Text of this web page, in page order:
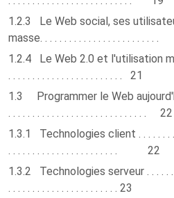
1.2.3 Le Web social, ses
masse. . . . . . . . . . . . . . . . . . . . . . . .
1.2.4 Le Web 2.0 et l'utilisation
. . . . . . . . . . . . . . . . . . . . . . . . 21
1.3 Programmer le Web aujourd'hui
. . . . . . . . . . . . . . . . . . . . . . . . . . . . . 22
1.3.1 Technologies client . . . . . . . . .
. . . . . . . . . . . . . . . . . . . . . . . 22
1.3.2 Technologies serveur . . . . . . .
. . . . . . . . . . . . . . . . . . . . . . . 23